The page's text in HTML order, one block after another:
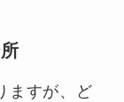
ますが、ど